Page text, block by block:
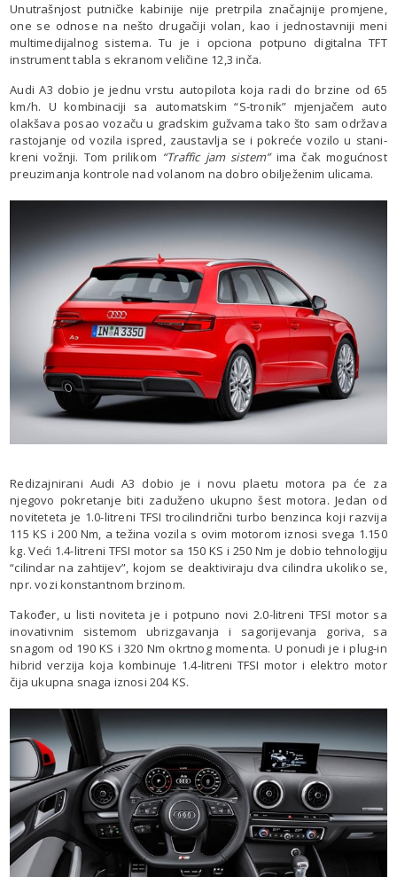
Unutrašnjost putničke kabinije nije pretrpila značajnije promjene,
one se odnose na nešto drugačiji volan, kao i jednostavniji meni
multimedijalnog sistema. Tu je i opciona potpuno digitalna TFT
instrument tabla s ekranom veličine 12,3 inča.
Audi A3 dobio je jednu vrstu autopilota koja radi do brzine od 65
km/h. U kombinaciji sa automatskim “S-tronik” mjenjačem auto
olakšava posao vozaču u gradskim gužvama tako što sam održava
rastojanje od vozila ispred, zaustavlja se i pokreće vozilo u stani-
kreni vožnji. Tom prilikom “Traffic jam sistem”ima čak mogućnost
preuzimanja kontrole nad volanom na dobro obilježenim ulicama.
Redizajnirani Audi A3 dobio je i novu plaetu motora pa će za
njegovo pokretanje biti zaduženo ukupno šest motora. Jedan od
noviteteta je 1.0-litreni TFSI trocilindrični turbo benzinca koji razvija
115 KS i 200 Nm, a težina vozila s ovim motorom iznosi svega 1.150
kg. Veći 1.4-litreni TFSI motor sa 150 KS i 250 Nm je dobio tehnologiju
“cilindar na zahtijev”, kojom se deaktiviraju dva cilindra ukoliko se,
npr. vozi konstantnom brzinom.
Također, u listi noviteta je i potpuno novi 2.0-litreni TFSI motor sa
inovativnim sistemom ubrizgavanja i sagorijevanja goriva, sa
snagom od 190 KS i 320 Nm okrtnog momenta. U ponudi je i plug-in
hibrid verzija koja kombinuje 1.4-litreni TFSI motor i elektro motor
čija ukupna snaga iznosi 204 KS.